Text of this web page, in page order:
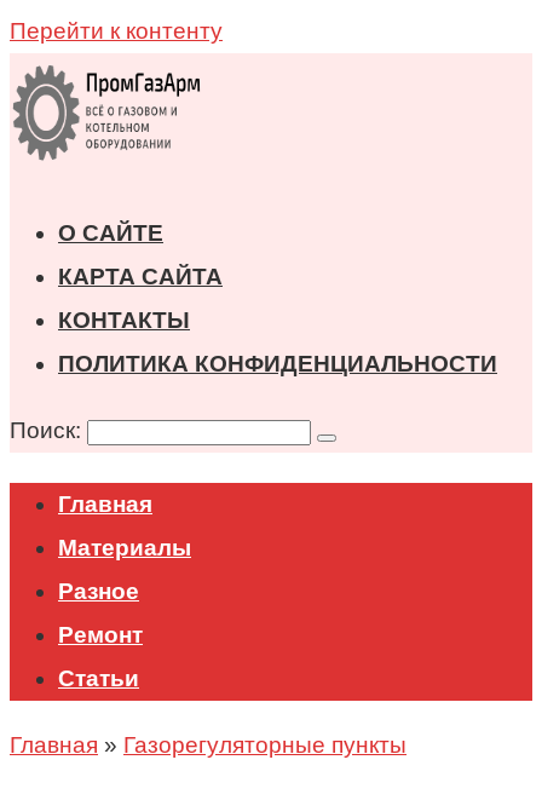
Перейти к контенту
О САЙТЕ
КАРТА САЙТА
КОНТАКТЫ
ПОЛИТИКА КОНФИДЕНЦИАЛЬНОСТИ
Поиск:
Главная
Материалы
Разное
Ремонт
Статьи
Главная » Газорегуляторные пункты